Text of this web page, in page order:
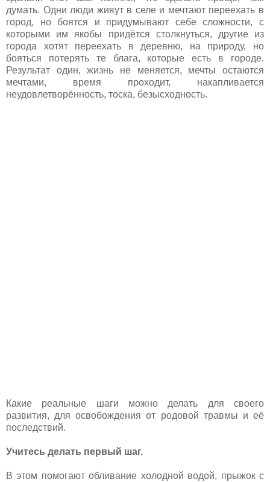
думать. Одни люди живут в селе и мечтают переехать в
город, но боятся и придумывают себе сложности, с
которыми им якобы придётся столкнуться, другие из
города хотят переехать в деревню, на природу, но
бояться потерять те блага, которые есть в городе.
Результат один, жизнь не меняется, мечты остаются
мечтами, время проходит, накапливается
неудовлетворённость, тоска, безысходность.
Какие реальные шаги можно делать для своего
развития, для освобождения от родовой травмы и её
последствий.
Учитесь делать первый шаг.
В этом помогают обливание холодной водой, прыжок с